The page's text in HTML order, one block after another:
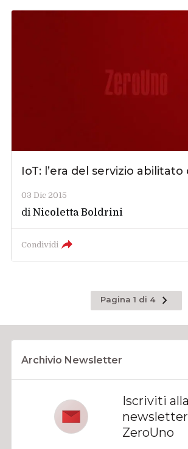
IoT: l’era del servizio abilitato
03 Dic 2015
diNicoletta Boldrini
Condividi
Pagina 1 di 4
Pagina
Archivio Newsletter
Iscriviti alla
ZeroUno